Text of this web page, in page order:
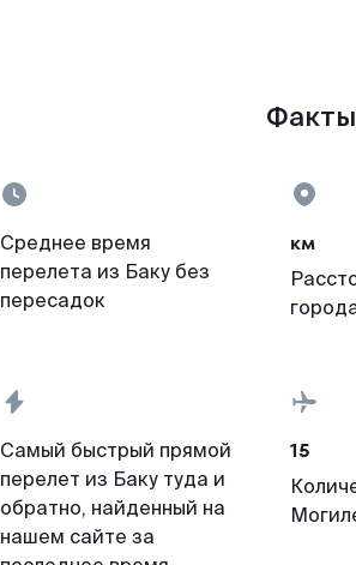
Факты
Среднее время
перелета из Баку без
пересадок
км
Самый быстрый прямой
перелет из Баку туда и
обратно, найденный на
нашем сайте за
15